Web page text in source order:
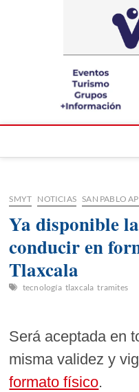
SMYT NOTICIAS SAN PABLO
Ya disponible
conducir en
Tlaxcala
tecnología tlaxcala tramites
Será aceptada en
misma validez y
formato físico.